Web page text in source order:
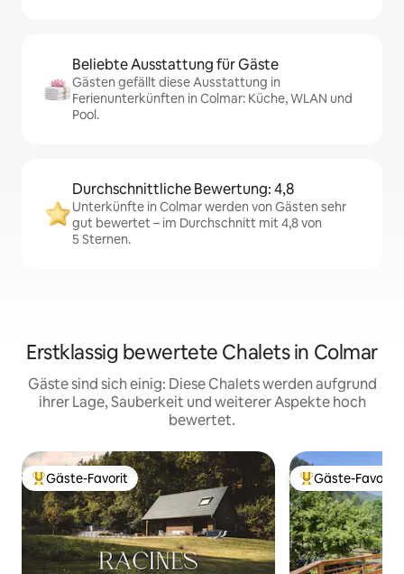
Beliebte Ausstattung für Gäste
Gästen gefällt diese Ausstattung in
Ferienunterkünften in Colmar: Küche, WLAN und
Pool.
Durchschnittliche Bewertung: 4,8
Unterkünfte in Colmar werden von Gästen sehr
gut bewertet – im Durchschnitt mit 4,8 von
5 Sternen.
Erstklassig bewertete Chalets in Colmar
Gäste sind sich einig: Diese Chalets werden aufgrund
ihrer Lage, Sauberkeit und weiterer Aspekte hoch
bewertet.
Beliebter Gäste-Favorit.
Gäste-Favorit Beliebter Gäste-
Gäste-Favorit